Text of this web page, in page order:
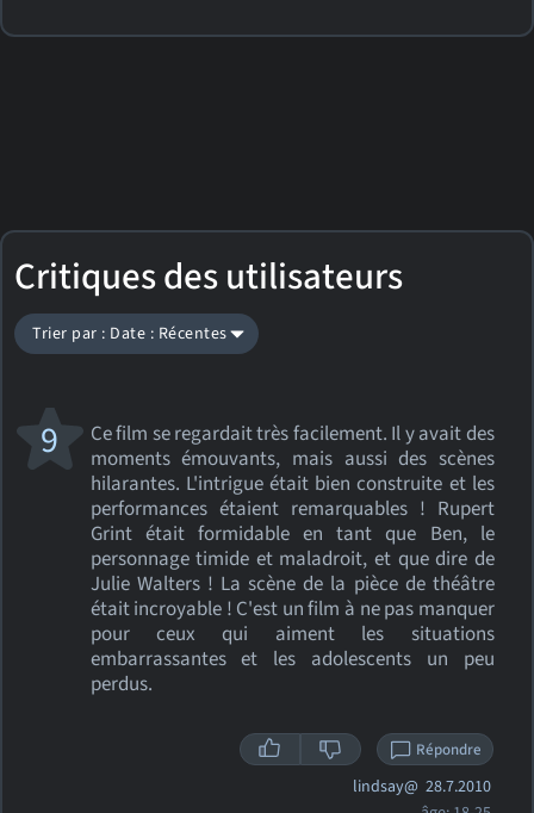
Critiques des utilisateurs
Trier par : Date : Récentes
Ce film se regardait très facilement. Il y avait des
moments émouvants, mais aussi des scènes
hilarantes. L'intrigue était bien construite et les
performances étaient remarquables ! Rupert
Grint était formidable en tant que Ben, le
personnage timide et maladroit, et que dire de
Julie Walters ! La scène de la pièce de théâtre
était incroyable ! C'est un film à ne pas manquer
pour ceux qui aiment les situations
embarrassantes et les adolescents un peu
perdus.
9
Répondre
lindsay@ 28.7.2010